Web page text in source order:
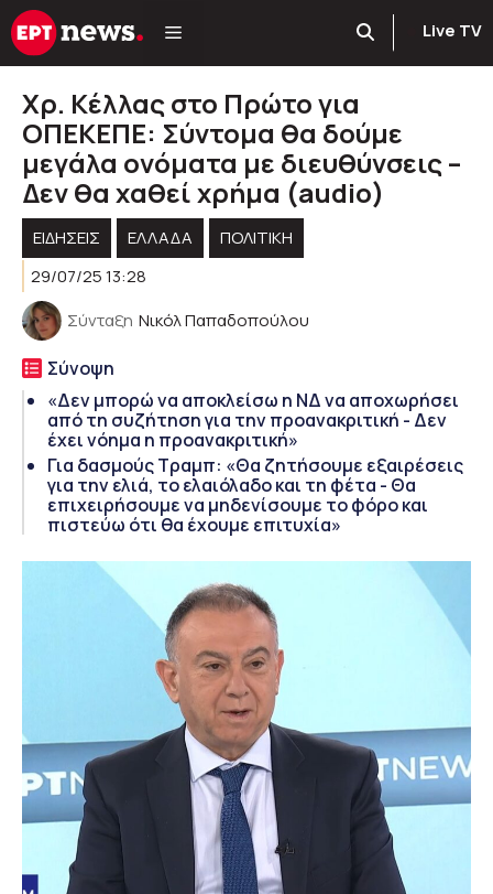
Μετάβαση
σε
Live TV
Χρ. Κέλλας στο Πρώτο για
ΟΠΕΚΕΠΕ: Σύντομα θα δούμε
μεγάλα ονόματα με διευθύνσεις –
Δεν θα χαθεί χρήμα (audio)
ΕΙΔΗΣΕΙΣ ΕΛΛΑΔΑ
ΠΟΛΙΤΙΚΉ
29/07/25 13:28
Σύνταξη Νικόλ Παπαδοπούλου
Σύνοψη
«Δεν μπορώ να αποκλείσω η ΝΔ να αποχωρήσει
από τη συζήτηση για την προανακριτική - Δεν
έχει νόημα η προανακριτική»
Για δασμούς Τραμπ: «Θα ζητήσουμε εξαιρέσεις
για την ελιά, το ελαιόλαδο και τη φέτα - Θα
επιχειρήσουμε να μηδενίσουμε το φόρο και
πιστεύω ότι θα έχουμε επιτυχία»